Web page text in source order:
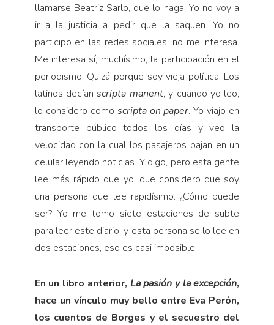
llamarse Beatriz Sarlo, que lo haga. Yo no voy a
ir a la justicia a pedir que la saquen. Yo no
participo en las redes sociales, no me interesa.
Me interesa sí, muchísimo, la participación en el
periodismo. Quizá porque soy vieja política. Los
latinos decíanscripta manent, y cuando yo leo,
lo considero como scripta on paper. Yo viajo en
transporte público todos los días y veo la
velocidad con la cual los pasajeros bajan en un
celular leyendo noticias. Y digo, pero esta gente
lee más rápido que yo, que considero que soy
una persona que lee rapidísimo. ¿Cómo puede
ser? Yo me tomo siete estaciones de subte
para leer este diario, y esta persona se lo lee en
dos estaciones, eso es casi imposible.
En un libro anterior, La pasión y la excepción,
hace un vínculo muy bello entre Eva Perón,
los cuentos de Borges y el secuestro del